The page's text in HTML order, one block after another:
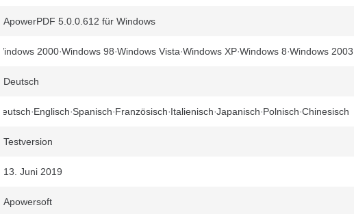
ApowerPDF 5.0.0.612 für Windows
Windows 2000 Windows 98 Windows Vista Windows XP Windows 8 Windows 2003
Deutsch
Deutsch Englisch Spanisch Französisch Italienisch Japanisch Polnisch Chinesisch
Testversion
13. Juni 2019
Apowersoft